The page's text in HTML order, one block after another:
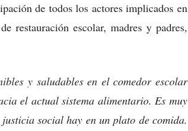
de todos los actores implicados en
restauración escolar, madres y padres,
y saludables en el comedor escolar
el actual sistema alimentario. Es muy
social hay en un plato de comida.